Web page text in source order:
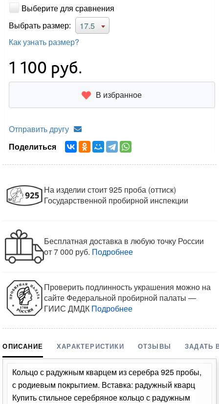
Выберите для сравнения
Выбрать размер:
17.5
Как узнать размер?
1 100 руб.
В избранное
Отправить другу
Поделиться
На изделии стоит 925 проба (оттиск)
Государственной пробирной инспекции
Бесплатная доставка в любую точку России
от 7 000 руб. Подробнее
Проверить подлинность украшения можно на
сайте Федеральной пробирной палаты —
ГИИС ДМДК Подробнее
ОПИСАНИЕ ХАРАКТЕРИСТИКИ ОТЗЫВЫ ЗАДАТЬ
Кольцо с радужным кварцем из серебра 925 пробы,
с родиевым покрытием. Вставка: радужный кварц
Купить стильное серебряное кольцо с радужным